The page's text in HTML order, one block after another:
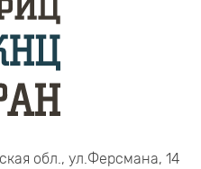
обл., ул.Ферсмана, 14